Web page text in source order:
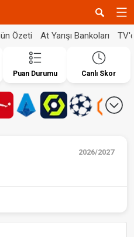
Özeti At Yarışı Bankoları
Puan Durumu Canlı Skor
2026/2027